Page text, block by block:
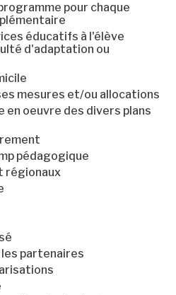
pour chaque
éducatifs à l'élève
d'adaptation ou
mesures et/ou allocations
en oeuvre des divers plans
pédagogique
régionaux
partenaires